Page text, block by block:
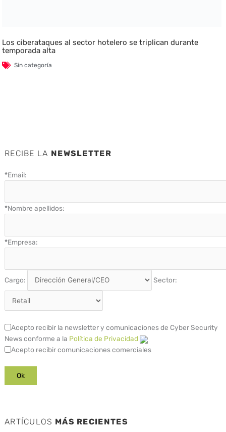
Los ciberataques al sector hotelero se triplican durante
temporada alta
Sin categoría
RECIBE LA NEWSLETTER
*Email:
*Nombre apellidos:
*Empresa:
Cargo: Sector:
Acepto recibir la newsletter y comunicaciones de Cyber Security
News conforme a la Política de Privacidad
Acepto recibir comunicaciones comerciales
ARTÍCULOS MÁS RECIENTES